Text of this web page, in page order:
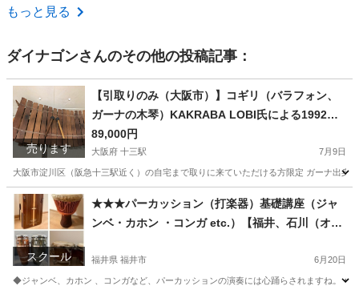
岡山 岡山市
もっと見る
ダイナゴンさんのその他の投稿記事：
売ります
【引取りのみ（大阪市）】コギリ（バラフォン、
ガーナの木琴）KAKRABA LOBI氏による1992年
製
89,000円
大阪府 十三駅 7月9日
大阪市淀川区（阪急十三駅近く）の自宅まで取りに来ていただける方限定 ガーナ出身
大阪 大阪市 十三駅 鍵盤楽器、ピアノ 1992年製
スクール
★★★パーカッション（打楽器）基礎講座（ジャ
ンベ・カホン ・コンガ etc.）【福井、石川（オン
福井県 福井市 6月20日
◆ジャンベ、カホン 、コンガなど、パーカッションの演奏には心踊らされますね。 ◆